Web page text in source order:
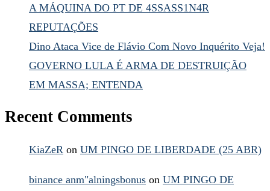
A MÁQUINA DO PT DE 4SSASS1N4R
REPUTAÇÕES
Dino Ataca Vice de Flávio Com Novo Inquérito Veja!
GOVERNO LULA É ARMA DE DESTRUIÇÃO
EM MASSA; ENTENDA
Recent Comments
KiaZeR on UM PINGO DE LIBERDADE (25 ABR)
binance anm"alningsbonus on UM PINGO DE